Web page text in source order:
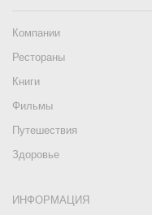
Компании
Рестораны
Книги
Фильмы
Путешествия
Здоровье
ИНФОРМАЦИЯ